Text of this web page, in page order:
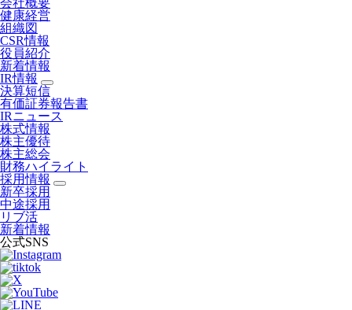
会社概要
健康経営
組織図
CSR情報
役員紹介
新着情報
IR情報
決算短信
有価証券報告書
IRニュース
株式情報
株主優待
株主総会
財務ハイライト
採用情報
新卒採用
中途採用
リブ活
新着情報
公式SNS